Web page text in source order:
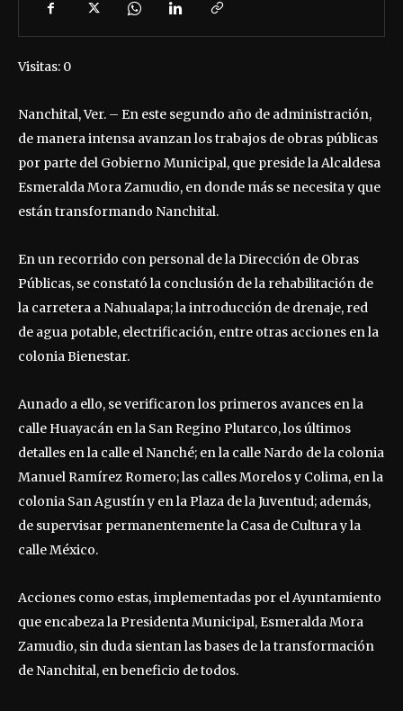
Visitas: 0
Nanchital, Ver. – En este segundo año de administración,
de manera intensa avanzan los trabajos de obras públicas
por parte del Gobierno Municipal, que preside la Alcaldesa
Esmeralda Mora Zamudio, en donde más se necesita y que
están transformando Nanchital.
En un recorrido con personal de la Dirección de Obras
Públicas, se constató la conclusión de la rehabilitación de
la carretera a Nahualapa; la introducción de drenaje, red
de agua potable, electrificación, entre otras acciones en la
colonia Bienestar.
Aunado a ello, se verificaron los primeros avances en la
calle Huayacán en la San Regino Plutarco, los últimos
detalles en la calle el Nanché; en la calle Nardo de la colonia
Manuel Ramírez Romero; las calles Morelos y Colima, en la
colonia San Agustín y en la Plaza de la Juventud; además,
de supervisar permanentemente la Casa de Cultura y la
calle México.
Acciones como estas, implementadas por el Ayuntamiento
que encabeza la Presidenta Municipal, Esmeralda Mora
Zamudio, sin duda sientan las bases de la transformación
de Nanchital, en beneficio de todos.